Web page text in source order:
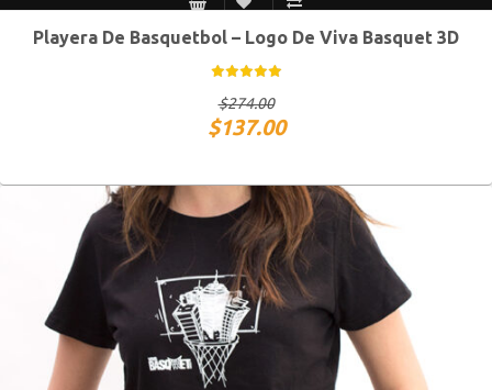
CH M G XG
Playera De Basquetbol – Logo De Viva Basquet 3D
$274.00
$137.00